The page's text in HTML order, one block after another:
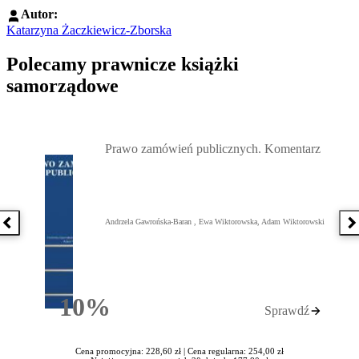
Autor:
Katarzyna Żaczkiewicz-Zborska
Polecamy prawnicze książki
samorządowe
Poprzednia książka
10%Rabatu
Prawo zamówień publicznych. Komentarz
Andrzela Gawrońska-Baran , Ewa Wiktorowska, Adam Wiktorowski
Sprawdź
Cena promocyjna: 228,60 zł | Cena regularna: 254,00 zł